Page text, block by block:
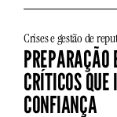
Crises e gestão de
PREPARAÇÃO
CRÍTICOS
CONFIANÇA